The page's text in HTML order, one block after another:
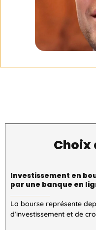
Choix
Investissement en
par une banque en
La bourse représente
d’investissement et de